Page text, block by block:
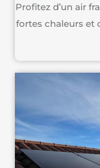
Profitez d’un air
fortes chaleurs et